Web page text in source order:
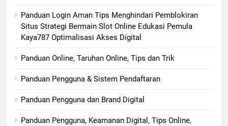
Panduan Login Aman Tips Menghindari Pemblokiran
Situs Strategi Bermain Slot Online Edukasi Pemula
Kaya787 Optimalisasi Akses Digital
Panduan Online, Taruhan Online, Tips dan Trik
Panduan Pengguna & Sistem Pendaftaran
Panduan Pengguna dan Brand Digital
Panduan Pengguna, Keamanan Digital, Tips Online,